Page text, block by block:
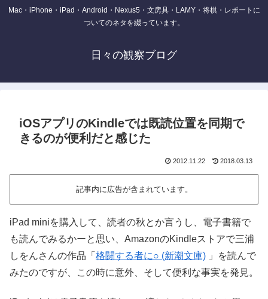
Mac・iPhone・iPad・Android・Nexus5・文房具・LAMY・将棋・レポートに
ついてのネタを綴っています。
日々の観察ブログ
iOSアプリのKindleでは既読位置を同期で
きるのが便利だと感じた
2012.11.22 2018.03.13
記事内に広告が含まれています。
iPad miniを購入して、読者の秋とか言うし、電子書籍で
も読んでみるかーと思い、AmazonのKindleストアで三浦
しをんさんの作品「 格闘する者に○ (新潮文庫) 」を読んで
みたのですが、この時に意外、そして便利な事実を発見。